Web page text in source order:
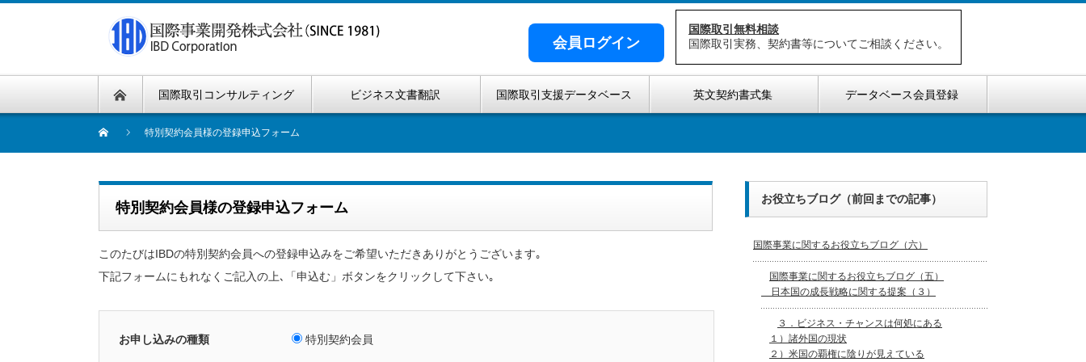
会員ログイン
国際取引無料相談
国際取引実務、契約書等についてご相談ください。
国際取引コンサルティング ビジネス文書翻訳 国際取引支援データベース 英文契約書式集 データベース会員登録
特別契約会員様の登録申込フォーム
特別契約会員様の登録申込フォーム
このたびはIBDの特別契約会員への登録申込みをご希望いただきありがとうございます｡
下記フォームにもれなくご記入の上､「申込む」ボタンをクリックして下さい｡
お申し込みの種類 特別契約会員
お役立ちブログ（前回までの記事）
国際事業に関するお役立ちブログ（六）
国際事業に関するお役立ちブログ（五）
日本国の成長戦略に関する提案（３）
３．ビジネス・チャンスは何処にある
１）諸外国の現状
２）米国の覇権に陰りが見えている